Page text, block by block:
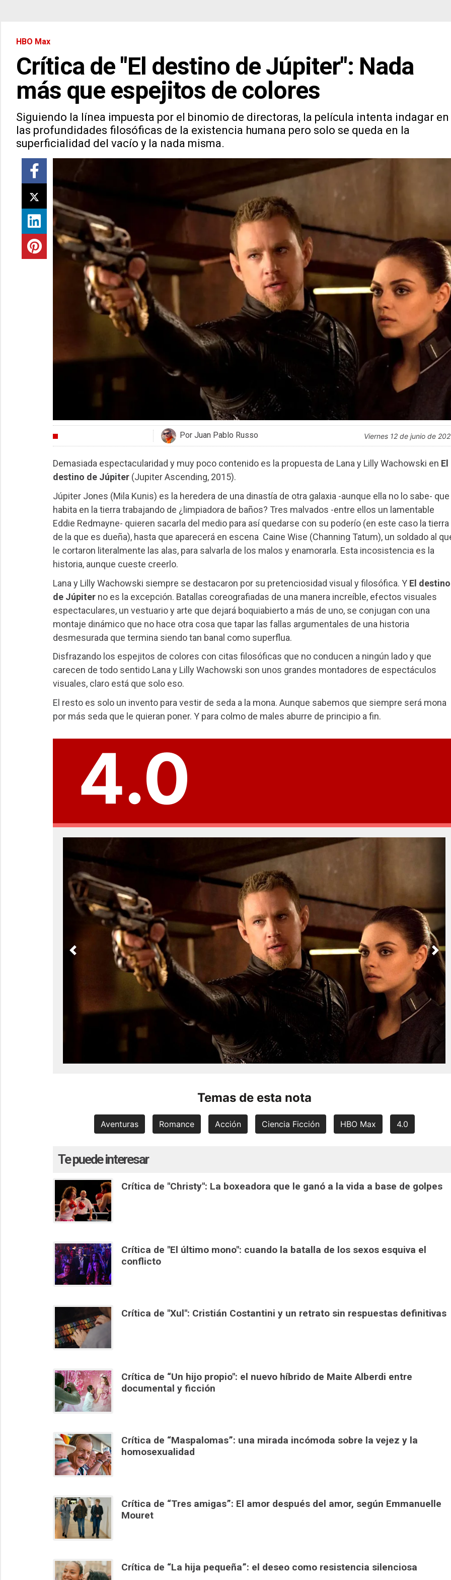
HBO Max
Crítica de "El destino de Júpiter": Nada
más que espejitos de colores
Siguiendo la línea impuesta por el binomio de directoras, la película intenta indagar en
las profundidades filosóficas de la existencia humana pero solo se queda en la
superficialidad del vacío y la nada misma.
Por Juan Pablo Russo viernes 12 de junio de
Demasiada espectacularidad y muy poco contenido es la propuesta de Lana y Lilly Wachowski en El
destino de Júpiter(Jupiter Ascending, 2015).
Júpiter Jones (Mila Kunis) es la heredera de una dinastía de otra galaxia -aunque ella no lo sabe- que
habita en la tierra trabajando de ¿limpiadora de baños? Tres malvados -entre ellos un lamentable
Eddie Redmayne- quieren sacarla del medio para así quedarse con su poderío (en este caso la tierra
de la que es dueña), hasta que aparecerá en escena Caine Wise (Channing Tatum), un soldado al
le cortaron literalmente las alas, para salvarla de los malos y enamorarla. Esta incosistencia es la
historia, aunque cueste creerlo.
Lana y Lilly Wachowski siempre se destacaron por su pretenciosidad visual y filosófica. Y El destino
de Júpiterno es la excepción. Batallas coreografiadas de una manera increíble, efectos visuales
espectaculares, un vestuario y arte que dejará boquiabierto a más de uno, se conjugan con una
montaje dinámico que no hace otra cosa que tapar las fallas argumentales de una historia
desmesurada que termina siendo tan banal como superflua.
Disfrazando los espejitos de colores con citas filosóficas que no conducen a ningún lado y que
carecen de todo sentido Lana y Lilly Wachowski son unos grandes montadores de espectáculos
visuales, claro está que solo eso.
El resto es solo un invento para vestir de seda a la mona. Aunque sabemos que siempre será mona
por más seda que le quieran poner. Y para colmo de males aburre de principio a fin.
4.0
Previous
Temas de esta nota
Aventuras Romance Acción Ciencia Ficción HBO Max 4.0
Te puede interesar
Crítica de "Christy": La boxeadora que le ganó a la vida a base de golpes
Crítica de "El último mono": cuando la batalla de los sexos esquiva el
conflicto
Crítica de "Xul": Cristián Costantini y un retrato sin respuestas definitivas
Crítica de “Un hijo propio": el nuevo híbrido de Maite Alberdi entre
documental y ficción
Crítica de “Maspalomas”: una mirada incómoda sobre la vejez y la
homosexualidad
Crítica de “Tres amigas”: El amor después del amor, según Emmanuelle
Mouret
Crítica de “La hija pequeña”: el deseo como resistencia silenciosa